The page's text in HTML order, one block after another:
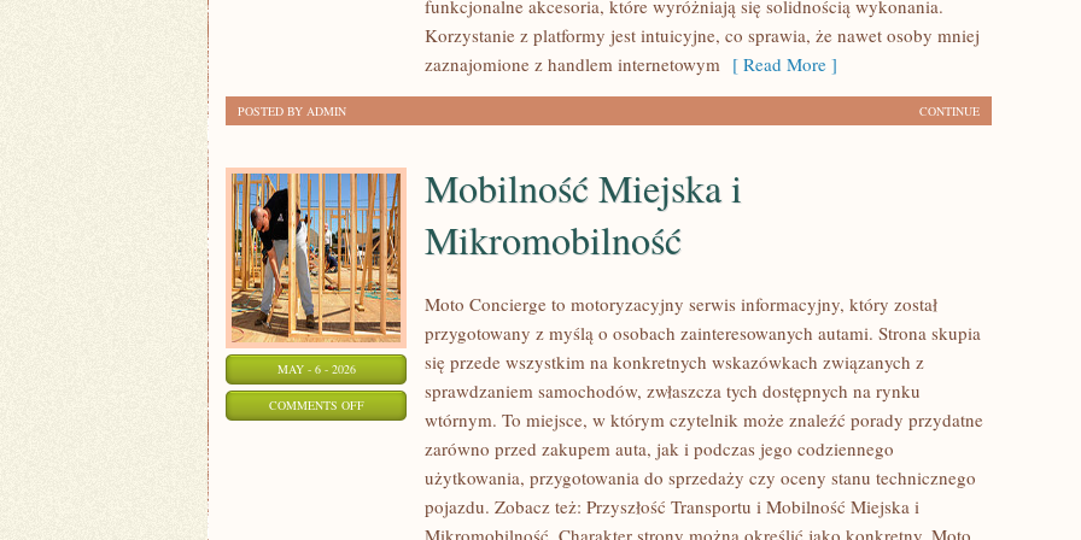
funkcjonalne akcesoria, które wyróżniają się solidnością wykonania.
Korzystanie z platformy jest intuicyjne, co sprawia, że nawet osoby mniej
zaznajomione z handlem internetowym [ Read More ]
CONTINUE
POSTED BY ADMIN
MAY - 6 - 2026
COMMENTS OFFON
Mobilność Miejska i
Mikromobilność
Moto Concierge to motoryzacyjny serwis informacyjny, który został
przygotowany z myślą o osobach zainteresowanych autami. Strona skupia
się przede wszystkim na konkretnych wskazówkach związanych z
sprawdzaniem samochodów, zwłaszcza tych dostępnych na rynku
wtórnym. To miejsce, w którym czytelnik może znaleźć porady przydatne
zarówno przed zakupem auta, jak i podczas jego codziennego
użytkowania, przygotowania do sprzedaży czy oceny stanu technicznego
pojazdu. Zobacz też: Przyszłość Transportu i Mobilność Miejska i
Mikromobilność. Charakter strony można określić jako konkretny. Moto